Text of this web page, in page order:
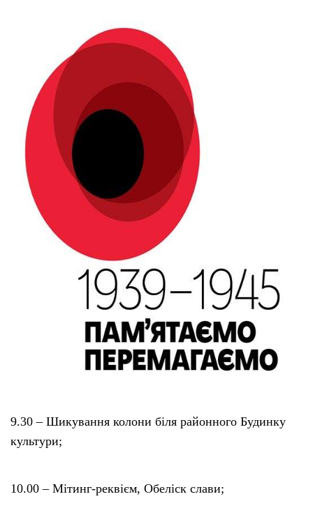
9.30 – Шикування колони біля районного Будинку
культури;
10.00 – Мітинг-реквієм, Обеліск слави;